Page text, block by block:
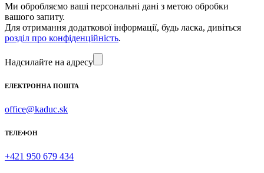
Ми обробляємо ваші персональні дані з метою обробки
вашого запиту.
Для отримання додаткової інформації, будь ласка, дивіться
розділ про конфіденційність.
Надсилайте на адресу
ЕЛЕКТРОННА ПОШТА
office@kaduc.sk
ТЕЛЕФОН
+421 950 679 434